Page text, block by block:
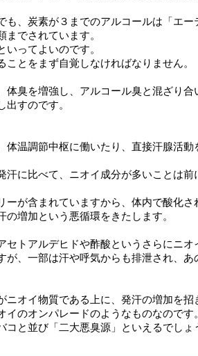
も、炭素が３までのアルコールは「エー
でされています。
ってよいのです。
とをまず自覚しなければなりません。
体臭を増強し、アルコール臭と混ざり
出すのです。
体温調節中枢に働いたり、直接汗腺活
に比べて、ニオイ成分が多いことは前
ーが含まれていますから、体内で酸化
増加という悪循環をきたします。
セトアルデヒドや酢酸というさらにニオ
が、一部は汗や呼気からも排泄され、
ニオイ物質である上に、発汗の増加を
のオンパレードのようなものなのです。
と並び「二大悪臭源」といえるでしょ